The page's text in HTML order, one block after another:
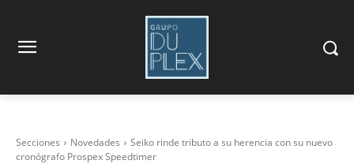
Secciones Novedades
Seiko rinde tributo a su herencia con su nuevo
cronógrafo Prospex Speedtimer